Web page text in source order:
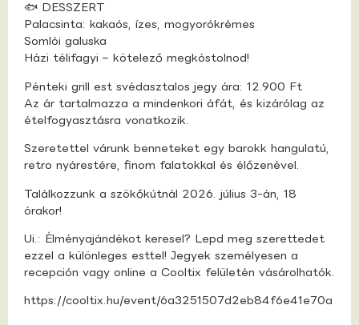
🐟 DESSZERT
Palacsinta: kakaós, ízes, mogyorókrémes
Somlói galuska
Házi télifagyi – kötelező megkóstolnod!
Pénteki grill est svédasztalos jegy ára: 12.900 Ft
Az ár tartalmazza a mindenkori áfát, és kizárólag az
ételfogyasztásra vonatkozik.
Szeretettel várunk benneteket egy barokk hangulatú,
retro nyárestére, finom falatokkal és élőzenével.
Találkozzunk a szökőkútnál 2026. július 3-án, 18
órakor!
Ui.: Élményajándékot keresel? Lepd meg szerettedet
ezzel a különleges esttel! Jegyek személyesen a
recepción vagy online a Cooltix felületén vásárolhatók.
https://cooltix.hu/event/6a3251507d2eb84f6e41e70a